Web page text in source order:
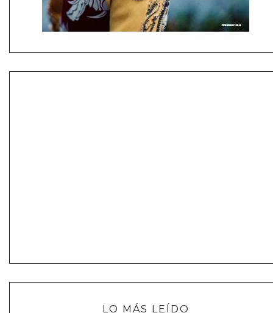
LO MÁS LEÍDO